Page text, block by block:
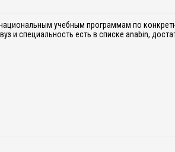
учебным программам по
и специальность есть в списке anabin,